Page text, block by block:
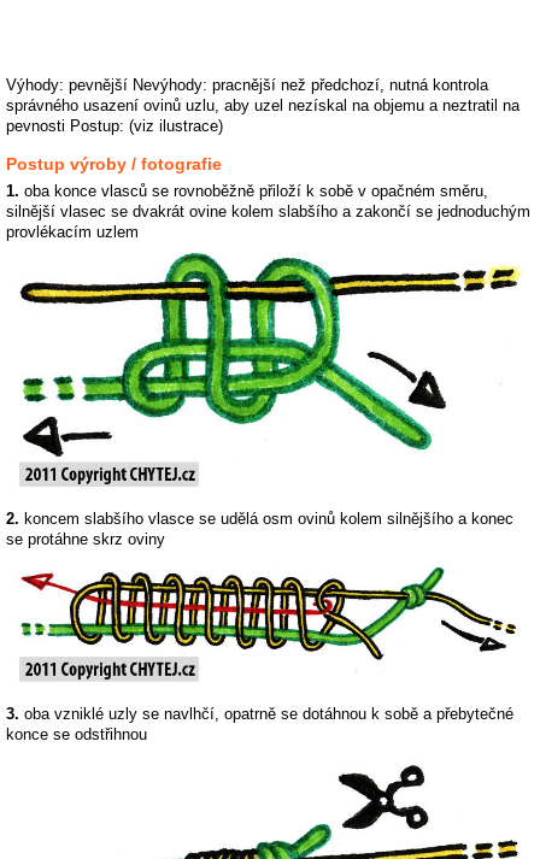
Výhody: pevnější Nevýhody: pracnější než předchozí, nutná kontrola
správného usazení ovinů uzlu, aby uzel nezískal na objemu a neztratil na
pevnosti Postup: (viz ilustrace)
Postup výroby / fotografie
1. oba konce vlasců se rovnoběžně přiloží k sobě v opačném směru,
silnější vlasec se dvakrát ovine kolem slabšího a zakončí se jednoduchým
provlékacím uzlem
2. koncem slabšího vlasce se udělá osm ovinů kolem silnějšího a konec
se protáhne skrz oviny
3. oba vzniklé uzly se navlhčí, opatrně se dotáhnou k sobě a přebytečné
konce se odstřihnou